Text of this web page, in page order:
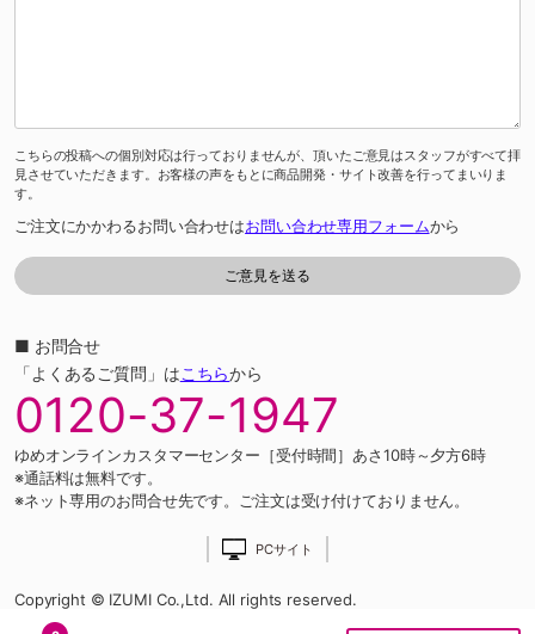
こちらの投稿への個別対応は行っておりませんが、頂いたご意見はスタッフがすべて拝
見させていただきます。お客様の声をもとに商品開発・サイト改善を行ってまいりま
す。
ご注文にかかわるお問い合わせはお問い合わせ専用フォームから
■ お問合せ
「よくあるご質問」はこちらから
0120-37-1947
ゆめオンラインカスタマーセンター［受付時間］あさ10時～夕方6時
※通話料は無料です。
※ネット専用のお問合せ先です。ご注文は受け付けておりません。
PCサイト
Copyright © IZUMI Co.,Ltd. All rights reserved.